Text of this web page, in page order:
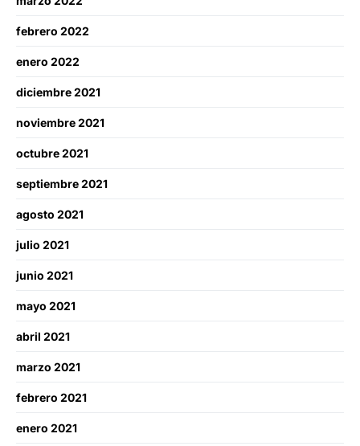
febrero 2022
enero 2022
diciembre 2021
noviembre 2021
octubre 2021
septiembre 2021
agosto 2021
julio 2021
junio 2021
mayo 2021
abril 2021
marzo 2021
febrero 2021
enero 2021